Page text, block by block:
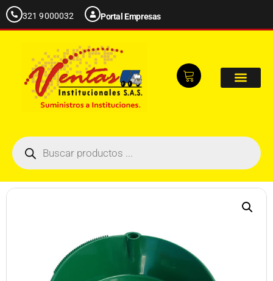
321 9000032 Portal Empresas